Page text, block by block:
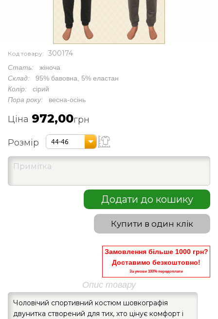
Код товару: 300174
Стать: жіноча
Склад: 95% бавовна, 5% еластан
Колір: сірий
Пора року: весна-осінь
Ціна 972,00грн
Розмір 44-46
Додати до кошику
Купити в один клік
Замовлення більше 1000 грн?
Доставимо безкоштовно!
За умови 100% передоплати
Опис товару
Чоловічий спортивний костюм шовкографія
двунитка створений для тих, хто цінує комфорт і